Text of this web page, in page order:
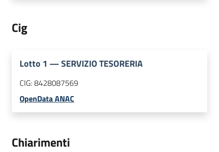
Cig
Lotto 1 —SERVIZIO TESORERIA
CIG:8428087569
OpenData ANAC
Chiarimenti